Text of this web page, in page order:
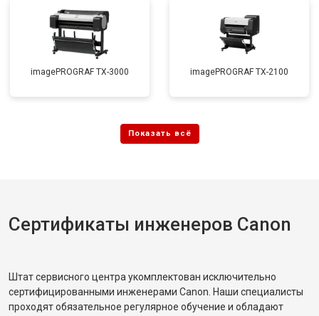
imagePROGRAF TX-3000 imagePROGRAF TX-2100
Сертификаты инженеров Canon
Штат сервисного центра укомплектован исключительно
сертифицированными инженерами Canon. Наши специалисты
проходят обязательное регулярное обучение и обладают